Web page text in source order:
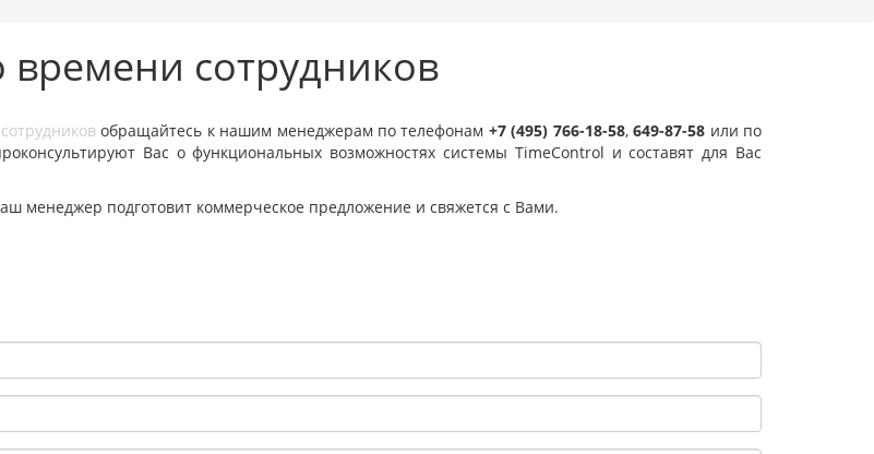
времени сотрудников
обращайтесь к нашим менеджерам по телефонам +7 (495) 766-18-58,649-87-58 или по
Вас о функциональных возможностях системы TimeControl и составят для Вас
менеджер подготовит коммерческое предложение и свяжется с Вами.